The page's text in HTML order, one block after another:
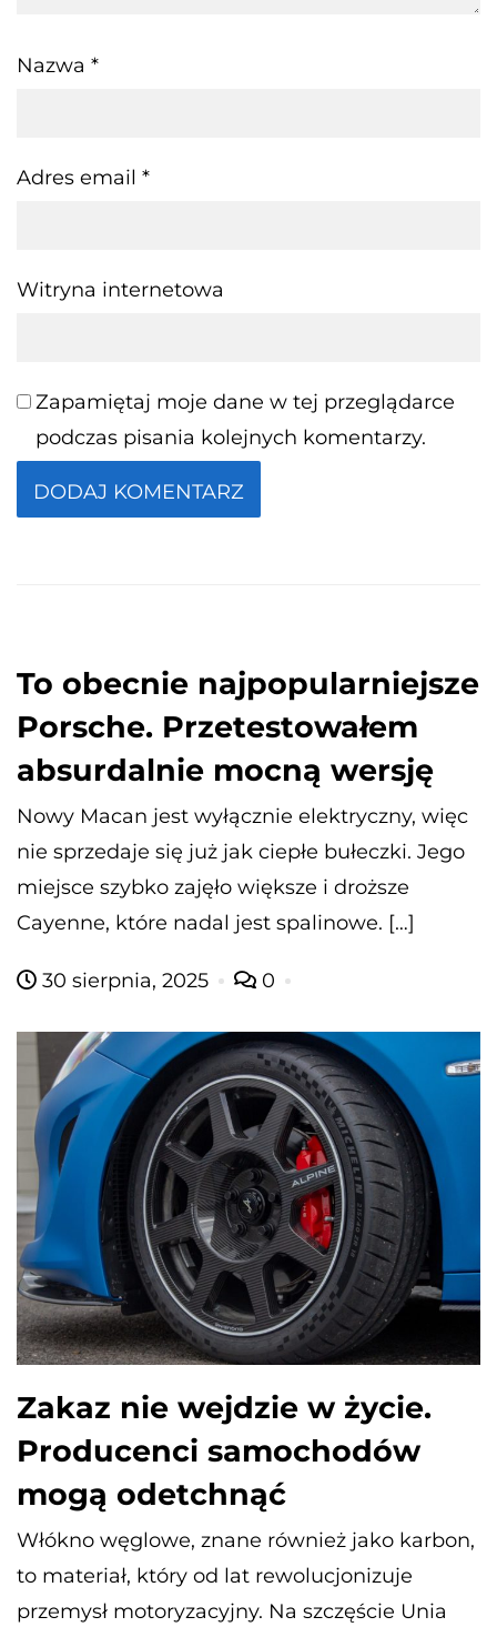
Nazwa *
Adres email *
Witryna internetowa
Zapamiętaj moje dane w tej przeglądarce
podczas pisania kolejnych komentarzy.
To obecnie najpopularniejsze
Porsche. Przetestowałem
absurdalnie mocną wersję
Nowy Macan jest wyłącznie elektryczny, więc
nie sprzedaje się już jak ciepłe bułeczki. Jego
miejsce szybko zajęło większe i droższe
Cayenne, które nadal jest spalinowe. […]
30 sierpnia, 2025 0
Zakaz nie wejdzie w życie.
Producenci samochodów
mogą odetchnąć
Włókno węglowe, znane również jako karbon,
to materiał, który od lat rewolucjonizuje
przemysł motoryzacyjny. Na szczęście Unia